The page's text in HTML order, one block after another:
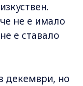
не е имало
е ставало
декември, но